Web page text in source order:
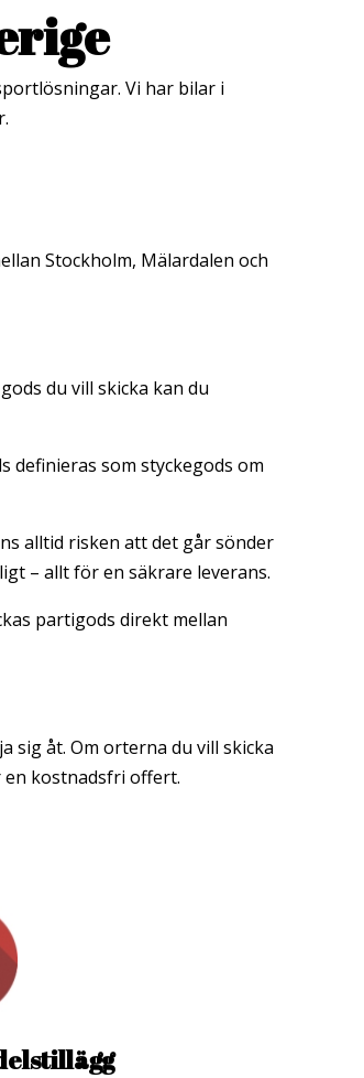
Vi har bilar i
Stockholm, Mälardalen och
du vill skicka kan du
definieras som styckegods om
alltid risken att det går sönder
– allt för en säkrare leverans.
partigods direkt mellan
sig åt. Om orterna du vill skicka
en kostnadsfri offert.